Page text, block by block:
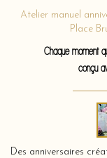
Atelier manuel
Place
Chaque moment
conçu
Des anniversaires